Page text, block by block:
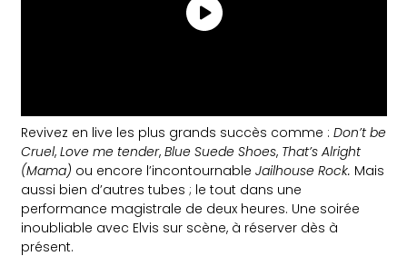
Revivez en live les plus grands succès comme :Don’t be
Cruel,Love me tender,Blue Suede Shoes, That’s Alright
(Mama) ou encore l’incontournableJailhouse Rock. Mais
aussi bien d’autres tubes ; le tout dans une
performance magistrale de deux heures. Une soirée
inoubliable avec Elvis sur scène, à réserver dès à
présent.